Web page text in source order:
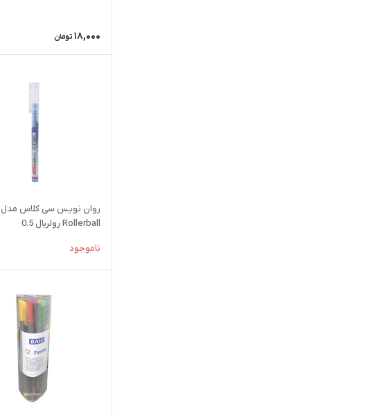
18,000 تومان
روان نویس سی کلاس مدل
Rollerball رولربال 0.5
ناموجود